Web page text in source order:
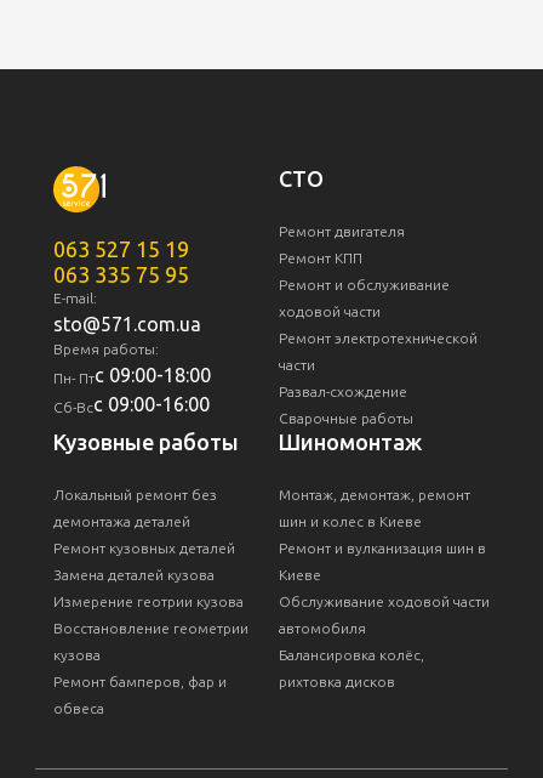
063 527 15 19
063 335 75 95
E-mail:
sto@571.com.ua
Время работы:
Пн- Птс 09:00-18:00
Сб-Всс 09:00-16:00
СТО
Ремонт двигателя
Ремонт КПП
Ремонт и обслуживание
ходовой части
Ремонт электротехнической
части
Развал-схождение
Сварочные работы
Кузовные работы
Локальный ремонт без
демонтажа деталей
Ремонт кузовных деталей
Замена деталей кузова
Измерение геотрии кузова
Восстановление геометрии
кузова
Ремонт бамперов, фар и
обвеса
Шиномонтаж
Монтаж, демонтаж, ремонт
шин и колес в Киеве
Ремонт и вулканизация шин в
Киеве
Обслуживание ходовой части
автомобиля
Балансировка колёс,
рихтовка дисков